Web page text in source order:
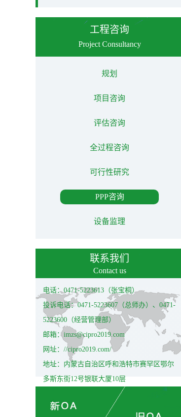
工程咨询
Project Consultancy
规划
项目咨询
评估咨询
全过程咨询
可行性研究
PPP咨询
设备监理
联系我们
Contact us
电话：0471-5223613（张宝桐）
投诉电话：0471-5223607（总师办）、0471-
5223600（经营管理部）
邮箱：imzs@cipro2019.com
网址：//cipro2019.com/
地址：内蒙古自治区呼和浩特市赛罕区鄂尔
多斯东街12号银联大厦10层